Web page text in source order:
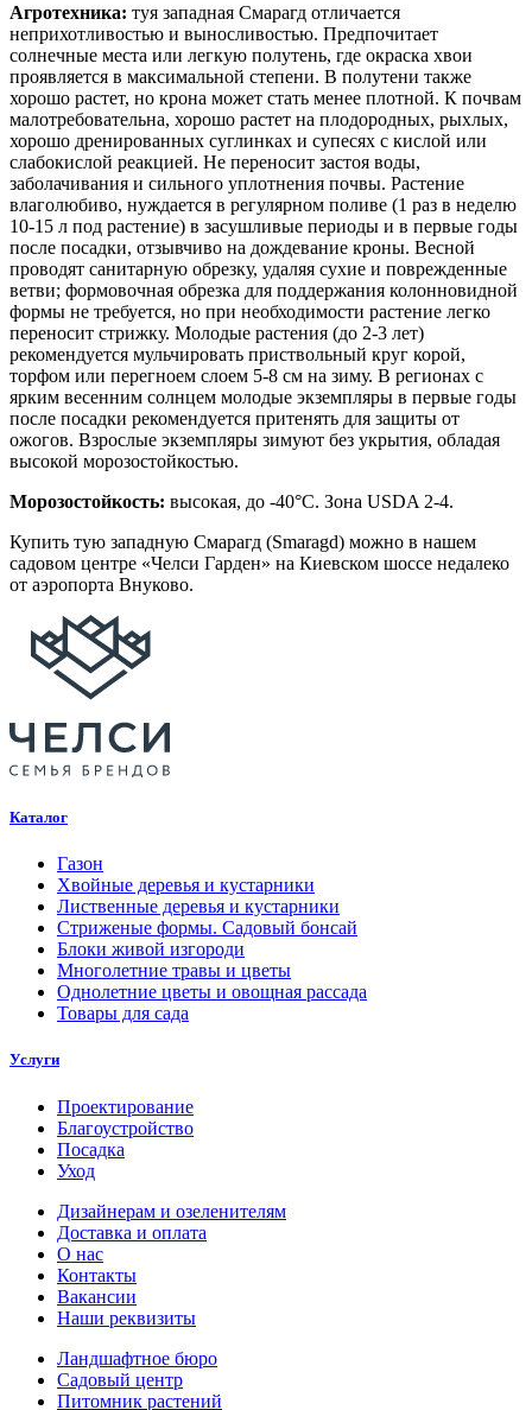
Агротехника: туя западная Смарагд отличается
неприхотливостью и выносливостью. Предпочитает
солнечные места или легкую полутень, где окраска хвои
проявляется в максимальной степени. В полутени также
хорошо растет, но крона может стать менее плотной. К почвам
малотребовательна, хорошо растет на плодородных, рыхлых,
хорошо дренированных суглинках и супесях с кислой или
слабокислой реакцией. Не переносит застоя воды,
заболачивания и сильного уплотнения почвы. Растение
влаголюбиво, нуждается в регулярном поливе (1 раз в неделю
10-15 л под растение) в засушливые периоды и в первые годы
после посадки, отзывчиво на дождевание кроны. Весной
проводят санитарную обрезку, удаляя сухие и поврежденные
ветви; формовочная обрезка для поддержания колонновидной
формы не требуется, но при необходимости растение легко
переносит стрижку. Молодые растения (до 2-3 лет)
рекомендуется мульчировать приствольный круг корой,
торфом или перегноем слоем 5-8 см на зиму. В регионах с
ярким весенним солнцем молодые экземпляры в первые годы
после посадки рекомендуется притенять для защиты от
ожогов. Взрослые экземпляры зимуют без укрытия, обладая
высокой морозостойкостью.
Морозостойкость: высокая, до -40°C. Зона USDA 2-4.
Купить тую западную Смарагд (Smaragd) можно в нашем
садовом центре «Челси Гарден» на Киевском шоссе недалеко
от аэропорта Внуково.
Каталог
Газон
Хвойные деревья и кустарники
Лиственные деревья и кустарники
Стриженые формы. Садовый бонсай
Блоки живой изгороди
Многолетние травы и цветы
Однолетние цветы и овощная рассада
Товары для сада
Услуги
Проектирование
Благоустройство
Посадка
Уход
Дизайнерам и озеленителям
Доставка и оплата
О нас
Контакты
Вакансии
Наши реквизиты
Ландшафтное бюро
Садовый центр
Питомник растений